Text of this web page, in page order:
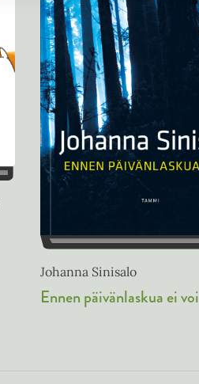
Johanna Sinisalo
Ennen päivänlaskua ei voi